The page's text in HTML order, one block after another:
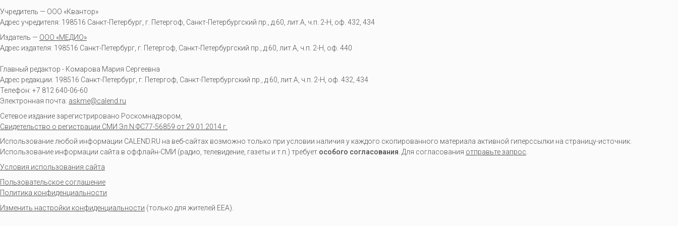
Учредитель — ООО «Квантор»
Адрес учредителя: 198516 Санкт-Петербург, г. Петергоф, Санкт-Петербургский пр., д.60, лит.А, ч.п. 2-Н, оф. 432, 434
Издатель — ООО «МЕДИО»
Адрес издателя: 198516 Санкт-Петербург, г. Петергоф, Санкт-Петербургский пр., д.60, лит.А, ч.п. 2-Н, оф. 440
Главный редактор - Комарова Мария Сергеевна
Адрес редакции: 198516 Санкт-Петербург, г. Петергоф Санкт-Петербургский пр., д.60, лит.А, ч.п. 2-Н, оф. 432, 434
Телефон: +7 812 640-06-60
Электронная почта: askme@calend.ru
Сетевое издание зарегистрировано Роскомнадзором,
Свидетельство о регистрации СМИ Эл.N ФС77-56859 от 29.01.2014 г.
Использование любой информации CALEND.RU на веб-сайтах возможно только при условии наличия у каждого скопированного материала активной гиперссылки на страницу-источник.
Использование информации сайта в оффлайн-СМИ (радио, телевидение, газеты и т.п.) требует особого согласования. Для согласования отправьте запрос.
Условия использования сайта
Пользовательское соглашение
Политика конфиденциальности
Изменить настройки конфиденциальности (только для жителей EEA).